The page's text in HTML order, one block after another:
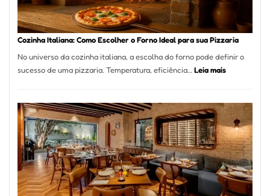
Comer?
Este
Portal
Resolver
Isso
Cozinha Italiana: Como Escolher o Forno Ideal para sua Pizzaria
No universo da cozinha italiana, a escolha do forno pode definir o
sucesso de uma pizzaria. Temperatura, eficiência…Leia mais:
Como
Escolher
o
Forno
Ideal
para
sua